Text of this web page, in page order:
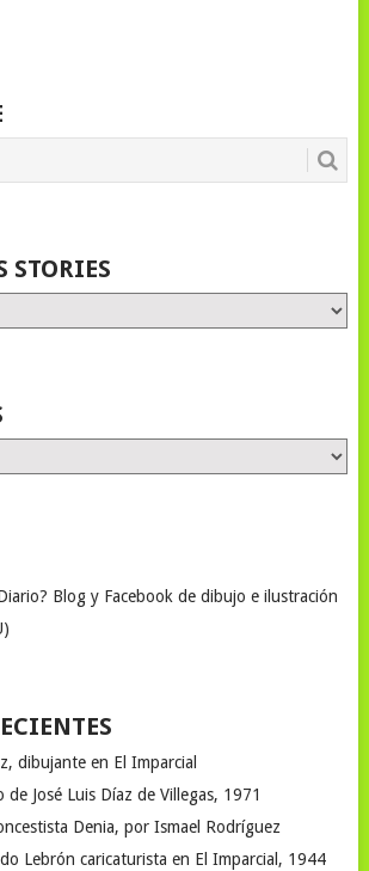
STORIES
Blog y Facebook de dibujo e ilustración
dibujante en El Imparcial
de José Luis Díaz de Villegas, 1971
Denia, por Ismael Rodríguez
Lebrón caricaturista en El Imparcial, 1944